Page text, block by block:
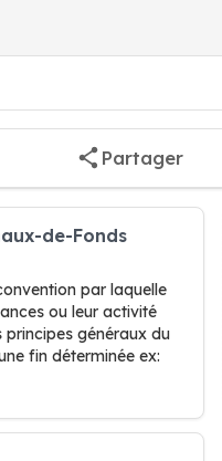
Partager
de-Fonds
par laquelle
ou leur activité
généraux du
fin déterminée ex: